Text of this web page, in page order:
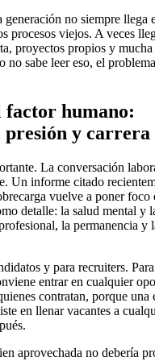
no siempre llega
procesos viejos. A veces
proyectos propios y mucha
no sabe leer eso, el
factor humano:
presión y carrera
La conversación
Un informe citado
vuelve a poner foco
detalle: la salud mental y
la permanencia y
y para recruiters.
entrar en cualquier
contratan, porque una
en llenar vacantes a
aprovechada no debería